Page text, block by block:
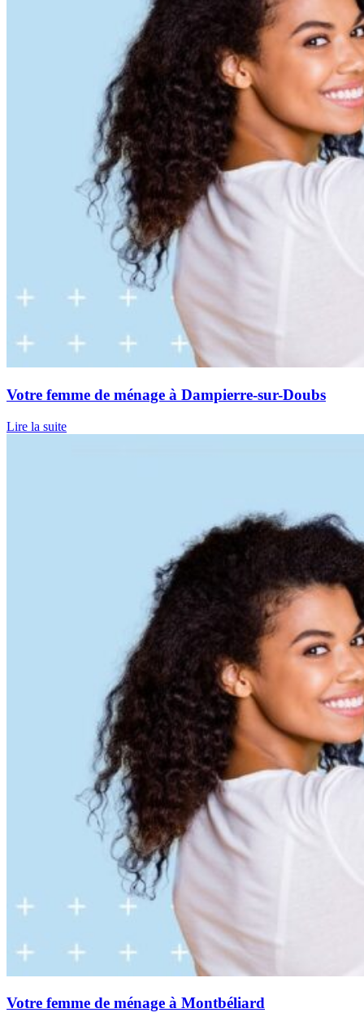
Votre femme de ménage à Dampierre-sur-Doubs
Lire la suite
Votre femme de ménage à Montbéliard